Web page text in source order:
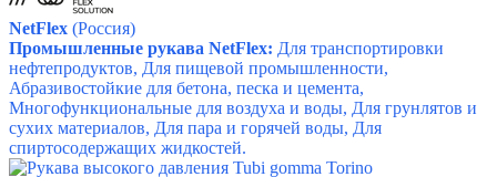
NetFlex (Россия)
Промышленные рукава NetFlex: Для транспортировки
нефтепродуктов, Для пищевой промышленности,
Абразивостойкие для бетона, песка и цемента,
Многофункциональные для воздуха и воды, Для грунлятов и
сухих материалов, Для пара и горячей воды, Для
спиртосодержащих жидкостей.